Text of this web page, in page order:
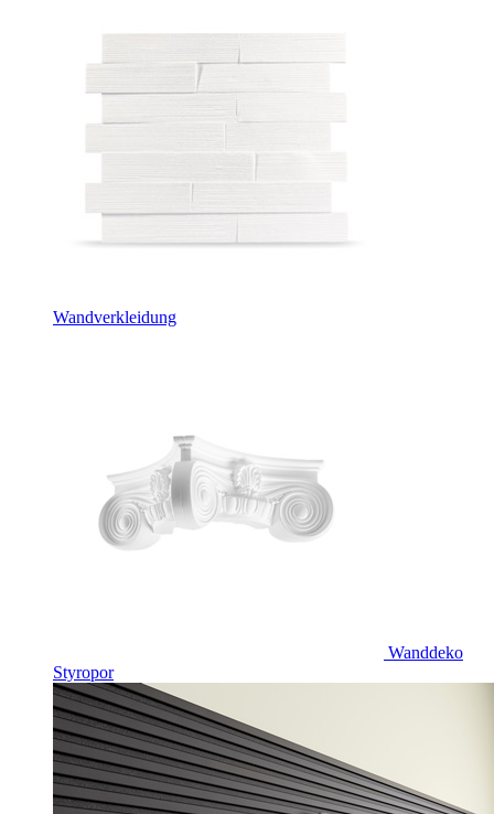
Wandverkleidung
Wanddeko
Styropor